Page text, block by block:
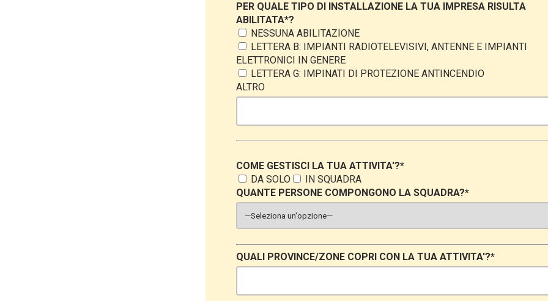
PER QUALE TIPO DI INSTALLAZIONE LA TUA IMPRESA RISULTA
ABILITATA*?
NESSUNA ABILITAZIONE
LETTERA B: IMPIANTI RADIOTELEVISIVI, ANTENNE E IMPIANTI
ELETTRONICI IN GENERE
LETTERA G: IMPINATI DI PROTEZIONE ANTINCENDIO
ALTRO
COME GESTISCI LA TUA ATTIVITA'?*
DA SOLO
IN SQUADRA
QUANTE PERSONE COMPONGONO LA SQUADRA?*
QUALI PROVINCE/ZONE COPRI CON LA TUA ATTIVITA'?*